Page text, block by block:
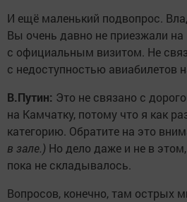
И ещё маленький подвопрос.
Вы очень давно не приезжали
с официальным визитом. Не
с недоступностью авиабилетов
В.Путин: Это не связано с
на Камчатку, потому что я как
категорию. Обратите на это
в зале.) Но дело даже и не в
пока не складывалось.
Вопросов, конечно, там острых